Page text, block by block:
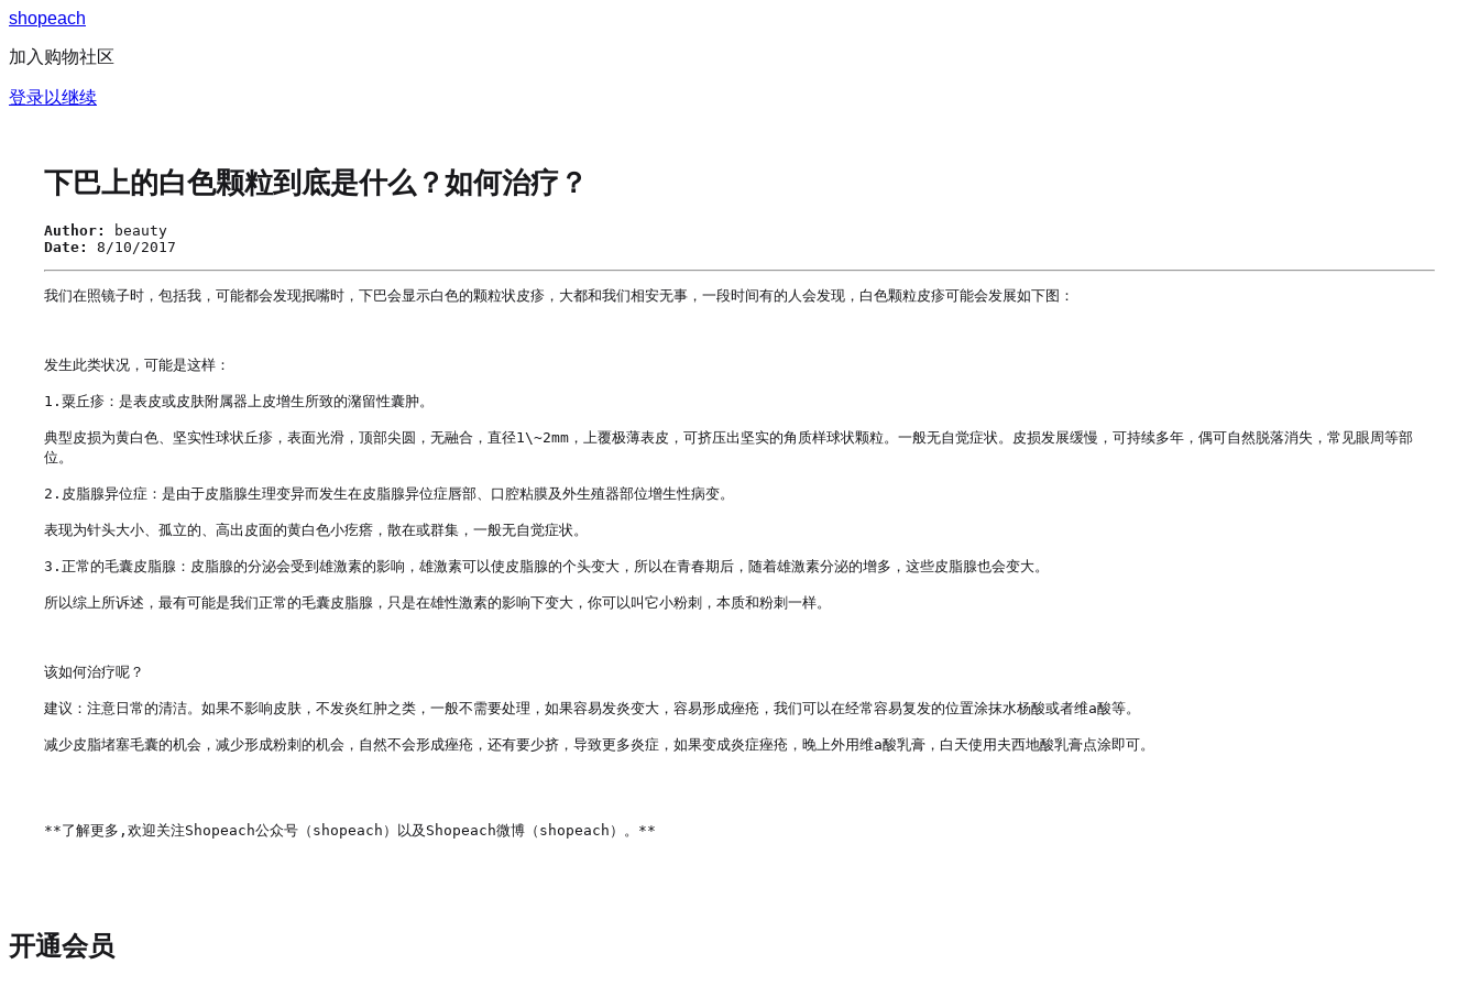
shopeach
加入购物社区
登录以继续
下巴上的白色颗粒到底是什么？如何治疗？
Author:
beauty
Date:
8/10/2017
我们在照镜子时，包括我，可能都会发现抿嘴时，下巴会显示白色的颗粒状皮疹，大都和我们相安无事，一段时间有的人会发现，白色颗粒皮疹可能会发展如下图：
发生此类状况，可能是这样：
1.粟丘疹：是表皮或皮肤附属器上皮增生所致的潴留性囊肿。
典型皮损为黄白色、坚实性球状丘疹，表面光滑，顶部尖圆，无融合，直径1\~2mm，上覆极薄表皮，可挤压出坚实的角质样球状颗粒。一般无自觉症状。皮损发展缓慢，可持续多年，偶可自然脱落消失，常见眼周等部
位。
2.皮脂腺异位症：是由于皮脂腺生理变异而发生在皮脂腺异位症唇部、口腔粘膜及外生殖器部位增生性病变。
表现为针头大小、孤立的、高出皮面的黄白色小疙瘩，散在或群集，一般无自觉症状。
3.正常的毛囊皮脂腺：皮脂腺的分泌会受到雄激素的影响，雄激素可以使皮脂腺的个头变大，所以在青春期后，随着雄激素分泌的增多，这些皮脂腺也会变大。
所以综上所诉述，最有可能是我们正常的毛囊皮脂腺，只是在雄性激素的影响下变大，你可以叫它小粉刺，本质和粉刺一样。
该如何治疗呢？
建议：注意日常的清洁。如果不影响皮肤，不发炎红肿之类，一般不需要处理，如果容易发炎变大，容易形成痤疮，我们可以在经常容易复发的位置涂抹水杨酸或者维a酸等。
减少皮脂堵塞毛囊的机会，减少形成粉刺的机会，自然不会形成痤疮，还有要少挤，导致更多炎症，如果变成炎症痤疮，晚上外用维a酸乳膏，白天使用夫西地酸乳膏点涂即可。
**了解更多,欢迎关注Shopeach公众号（shopeach）以及Shopeach微博（shopeach）。**
开通会员